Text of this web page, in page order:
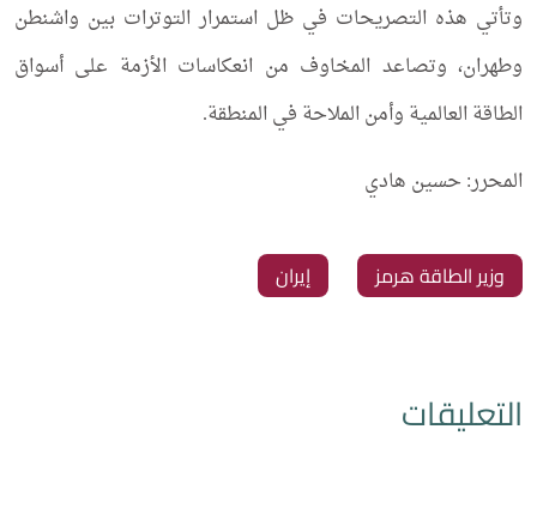
وتأتي هذه التصريحات في ظل استمرار التوترات بين واشنطن
وطهران، وتصاعد المخاوف من انعكاسات الأزمة على أسواق
الطاقة العالمية وأمن الملاحة في المنطقة.
المحرر: حسين هادي
وزير الطاقة هرمز إيران
التعليقات